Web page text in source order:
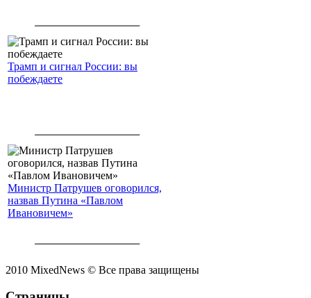
Трамп и сигнал России: вы
побеждаете
Министр Патрушев оговорился,
назвав Путина «Павлом
Ивановичем»
2010 MixedNews © Все права защищены